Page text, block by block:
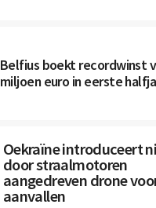
Belfius boekt recordwinst
miljoen euro in eerste
Oekraïne introduceert
door straalmotoren
aangedreven drone
aanvallen